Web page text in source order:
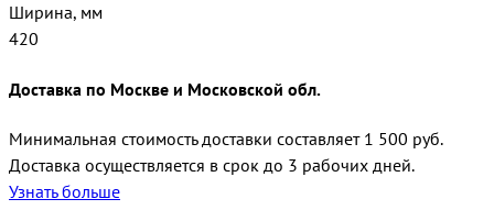
Ширина, мм
420
Доставка по Москве и Московской обл.
Минимальная стоимость доставки составляет 1 500 руб.
Доставка осуществляется в срок до 3 рабочих дней.
Узнать больше